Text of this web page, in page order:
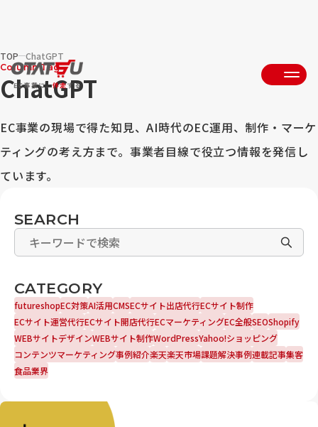
TOP ChatGPT
Column Tag
ChatGPT
EC事業の現場で得た知見、AI時代のEC運用、制作・マーケ
ティングの考え方まで。事業者目線で役立つ情報を発信し
ています。
SEARCH
CATEGORY
futureshopEC対策AI活用CMSECサイト出店代行ECサイト制作
ECサイト運営代行ECサイト開店代行ECマーケティングEC全般SEOShopify
WEBサイトデザインWEBサイト制作WordPressYahoo!ショッピング
コンテンツマーケティング事例紹介楽天楽天市場課題解決事例連載記事集客
食品業界